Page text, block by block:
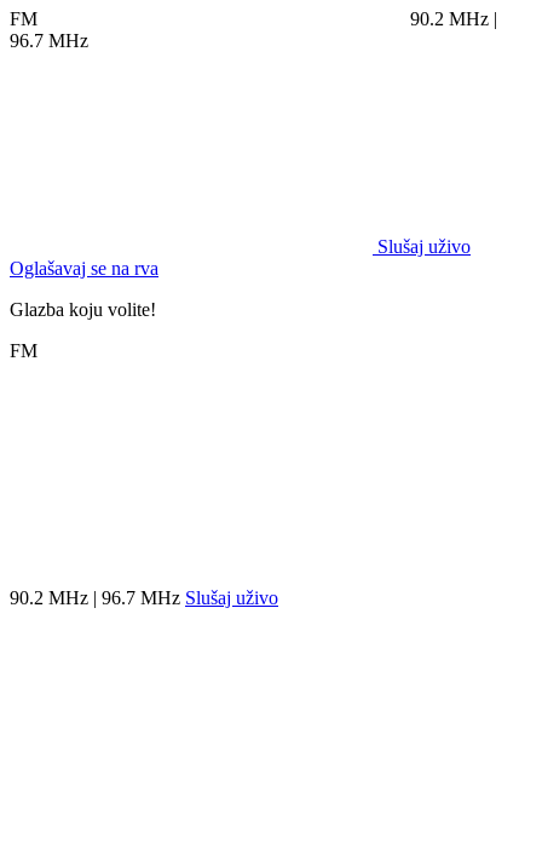
FM
90.2 MHz |
96.7 MHz
Slušaj uživo
Oglašavaj se na rva
Glazba koju volite!
FM
90.2 MHz | 96.7 MHz Slušaj uživo